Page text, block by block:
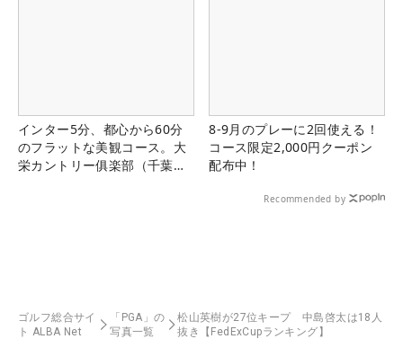
インター5分、都心から60分
のフラットな美観コース。大
栄カントリー俱楽部（千葉
8-9月のプレーに2回使える！
コース限定2,000円クーポン
配布中！
Recommended by
ゴルフ総合サイ
ト ALBA Net
「PGA」の
写真一覧
松山英樹が27位キープ 中島啓太は18人
抜き【FedExCupランキング】